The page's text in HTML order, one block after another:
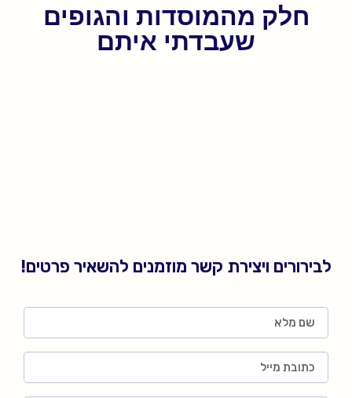
חלק מהמוסדות והגופים
שעבדתי איתם
לבירורים ויצירת קשר מוזמנים להשאיר פרטים!